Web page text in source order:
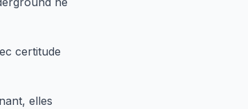
certitude
elles